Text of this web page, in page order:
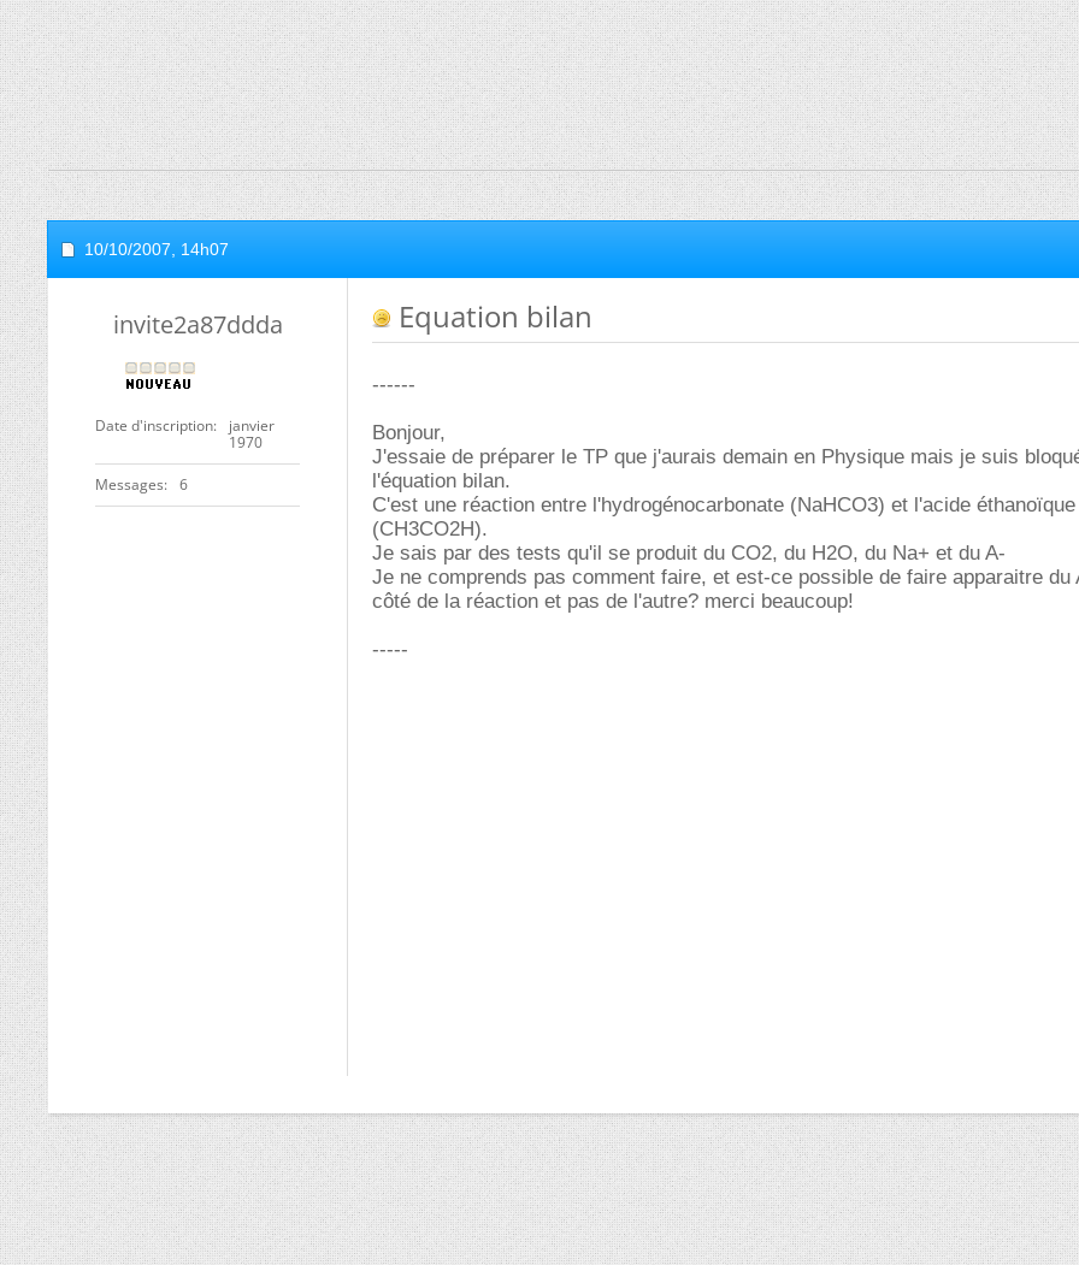
10/10/2007, 14h07
invite2a87ddda
Date d'inscription
janvier
1970
Messages 6
Equation bilan
------
Bonjour,
J'essaie de préparer le TP que j'aurais demain en Physique mais je suis
l'équation bilan.
C'est une réaction entre l'hydrogénocarbonate (NaHCO3) et l'acide éthanoïque
(CH3CO2H).
Je sais par des tests qu'il se produit du CO2, du H2O, du Na+ et du A-
Je ne comprends pas comment faire, et est-ce possible de faire apparaitre du
côté de la réaction et pas de l'autre? merci beaucoup!
-----